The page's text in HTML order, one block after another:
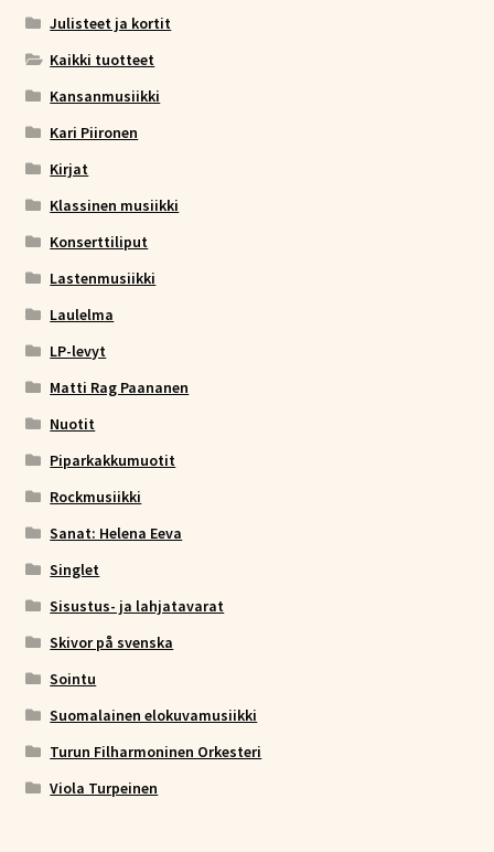
Julisteet ja kortit
Kaikki tuotteet
Kansanmusiikki
Kari Piironen
Kirjat
Klassinen musiikki
Konserttiliput
Lastenmusiikki
Laulelma
LP-levyt
Matti Rag Paananen
Nuotit
Piparkakkumuotit
Rockmusiikki
Sanat: Helena Eeva
Singlet
Sisustus- ja lahjatavarat
Skivor på svenska
Sointu
Suomalainen elokuvamusiikki
Turun Filharmoninen Orkesteri
Viola Turpeinen